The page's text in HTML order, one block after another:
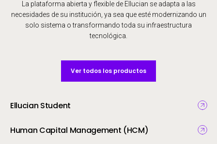
La plataforma abierta y flexible de Ellucian se adapta a las
necesidades de su institución, ya sea que esté modernizando un
solo sistema o transformando toda su infraestructura
tecnológica.
Ver todos los productos
Ellucian Student
Human Capital Management (HCM)